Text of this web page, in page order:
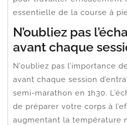
essentielle de la course à
N’oubliez pas
avant chaque
N’oubliez pas l’importance
avant chaque session
semi-marathon en 1h30.
de préparer votre corps à
augmentant la température